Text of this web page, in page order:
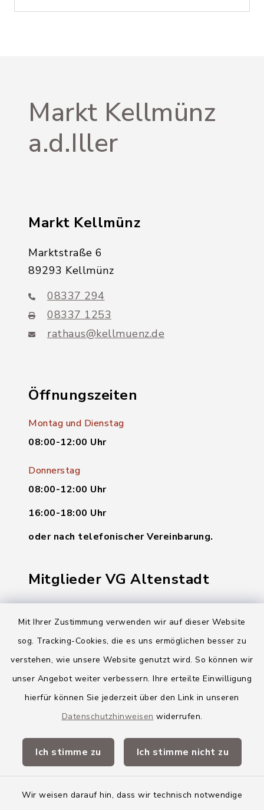
Mit Ihrer Zustimmung verwenden wir auf dieser Website
sog. Tracking-Cookies, die es uns ermöglichen besser zu
verstehen, wie unsere Website genutzt wird. So können wir
unser Angebot weiter verbessern. Ihre erteilte Einwilligung
hierfür können Sie jederzeit über den Link in unseren
Datenschutzhinweisen widerrufen.
Ich stimme zu Ich stimme nicht zu
Wir weisen darauf hin, dass wir technisch notwendige
Markt Kellmünz
a.d.Iller
Markt Kellmünz
Marktstraße 6
89293 Kellmünz
08337 294
08337 1253
rathaus@kellmuenz.de
Öffnungszeiten
Montag und Dienstag
08:00-12:00 Uhr
Donnerstag
08:00-12:00 Uhr
16:00-18:00 Uhr
oder nach telefonischer Vereinbarung.
Mitglieder VG Altenstadt
Markt Altenstadt
Gemeinde Osterberg
VG Altenstadt
Landkreis Neu-Ulm